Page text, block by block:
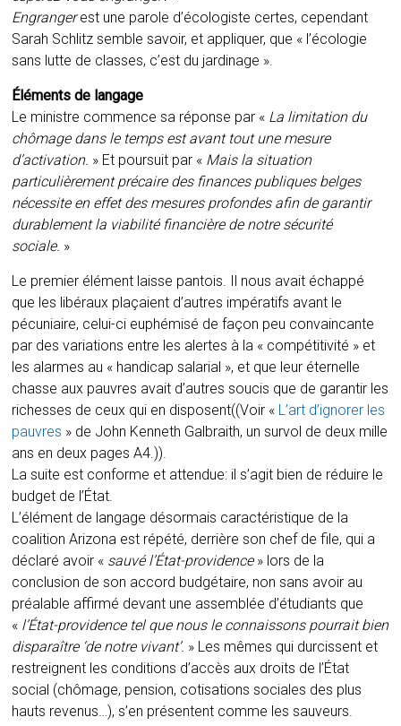
Engrangerest une parole d’écologiste certes, cependant
Sarah Schlitz semble savoir, et appliquer, que « l’écologie
sans lutte de classes, c’est du jardinage ».
Éléments de langage
Le ministre commence sa réponse par « La limitation du
chômage dans le temps est avant tout une mesure
d’activation. » Et poursuit par « Mais la situation
particulièrement précaire des finances publiques belges
nécessite en effet des mesures profondes afin de garantir
durablement la viabilité financière de notre sécurité
sociale. »
Le premier élément laisse pantois. Il nous avait échappé
que les libéraux plaçaient d’autres impératifs avant le
pécuniaire, celui-ci euphémisé de façon peu convaincante
par des variations entre les alertes à la « compétitivité » et
les alarmes au « handicap salarial », et que leur éternelle
chasse aux pauvres avait d’autres soucis que de garantir les
richesses de ceux qui en disposent((Voir « L’art d’ignorer les
pauvres » de John Kenneth Galbraith, un survol de deux mille
ans en deux pages A4.)).
La suite est conforme et attendue: il s’agit bien de réduire le
budget de l’État.
L’élément de langage désormais caractéristique de la
coalition Arizona est répété, derrière son chef de file, qui a
déclaré avoir « sauvé l’État-providence» lors de la
conclusion de son accord budgétaire, non sans avoir au
préalable affirmé devant une assemblée d’étudiants que
« l’État-providence tel que nous le connaissons pourrait bien
disparaître ‘de notre vivant’. » Les mêmes qui durcissent et
restreignent les conditions d’accès aux droits de l’État
social (chômage, pension, cotisations sociales des plus
hauts revenus…), s’en présentent comme les sauveurs.